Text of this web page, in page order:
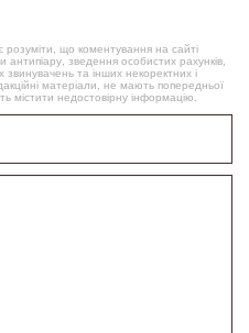
що коментування на сайті
антипіару, зведення особистих рахунків,
та інших некоректних і
матеріали, не мають попередньої
містити недостовірну інформацію.